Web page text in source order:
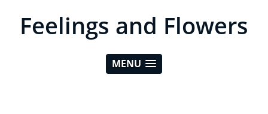
Feelings and Flowers
MENU